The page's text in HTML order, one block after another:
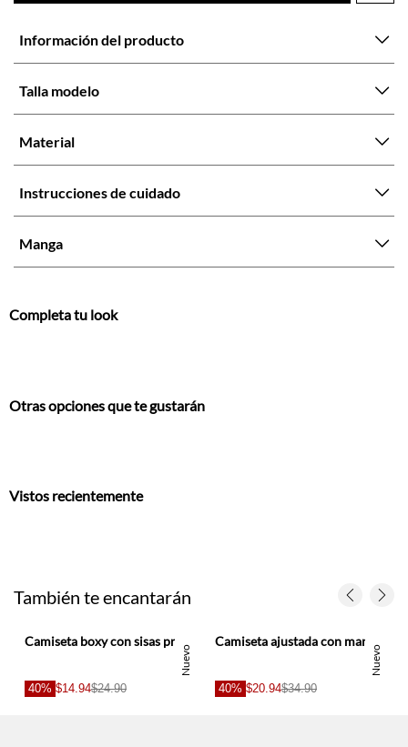
Información del producto
Talla modelo
Material
Instrucciones de cuidado
Manga
Completa tu look
Otras opciones que te gustarán
Vistos recientemente
También te encantarán
Nuevo
Camiseta boxy con sisas profundas de algodón blanco crema para mujer
40% $14.94$24.90
Nuevo
Camiseta ajustada con mangas acampanadas en negro para mujer
40% $20.94$34.90